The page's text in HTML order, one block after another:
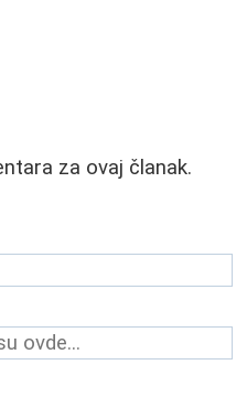
za ovaj članak.